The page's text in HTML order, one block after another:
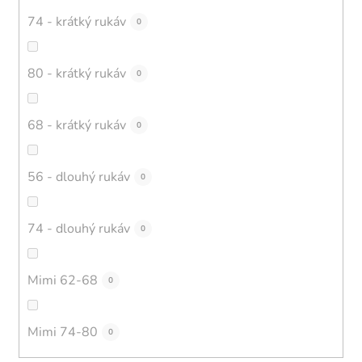
74 - krátký rukáv 0
80 - krátký rukáv 0
68 - krátký rukáv 0
56 - dlouhý rukáv 0
74 - dlouhý rukáv 0
Mimi 62-68 0
Mimi 74-80 0